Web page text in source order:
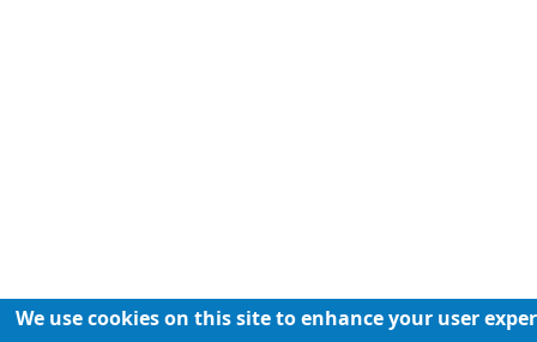
We use cookies on this site to enhance your user